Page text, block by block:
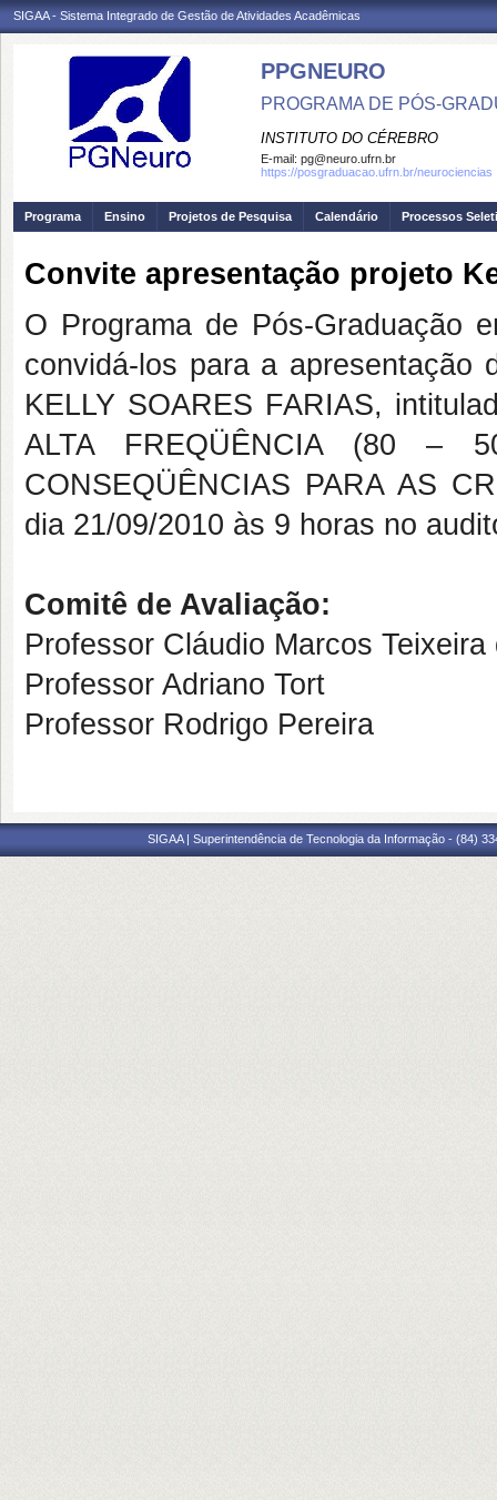
SIGAA - Sistema Integrado de Gestão de Atividades Acadêmicas
PPGNEURO
PROGRAMA DE PÓS-
INSTITUTO DO CÉREBRO
E-mail: pg@neuro.ufrn.br
https://posgraduacao.ufrn.br/neurociencias
Programa Ensino Projetos de Pesquisa Calendário Processos
Convite apresentação projeto
O Programa de Pós-Graduação
convidá-los para a apresentação
KELLY SOARES FARIAS,
ALTA FREQÜÊNCIA (80 –
CONSEQÜÊNCIAS PARA AS
dia 21/09/2010 às 9 horas no
Comitê de Avaliação:
Professor Cláudio Marcos
Professor Adriano Tort
Professor Rodrigo Pereira
SIGAA | Superintendência de Tecnologia da Informação - (84)